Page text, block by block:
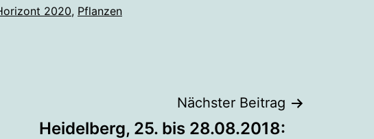
2020, Pflanzen
Nächster Beitrag
Heidelberg, 25. bis 28.08.2018: